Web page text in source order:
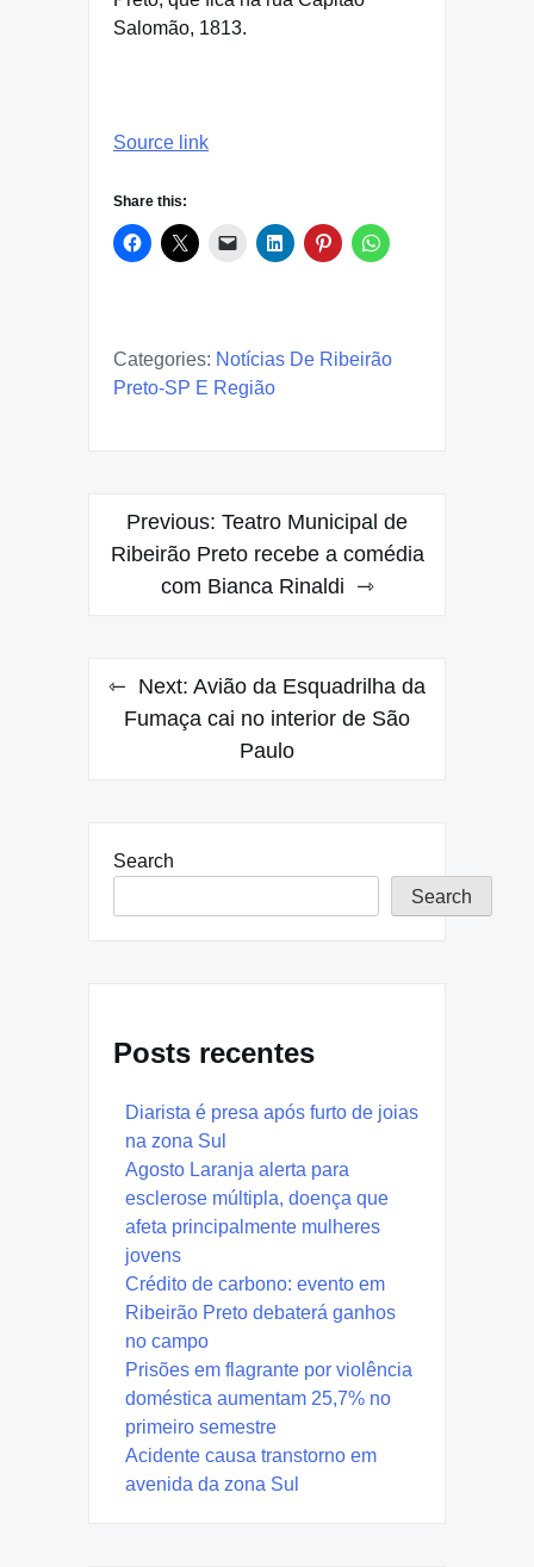
Salomão, 1813.
Source link
Share this:
Categories: Notícias De Ribeirão
Preto-SP E Região
Post
navigation
Previous: Teatro Municipal de
Ribeirão Preto recebe a comédia
com Bianca Rinaldi
Next: Avião da Esquadrilha da
Fumaça cai no interior de São
Paulo
Search
Search
Posts recentes
Diarista é presa após furto de joias
na zona Sul
Agosto Laranja alerta para
esclerose múltipla, doença que
afeta principalmente mulheres
jovens
Crédito de carbono: evento em
Ribeirão Preto debaterá ganhos
no campo
Prisões em flagrante por violência
doméstica aumentam 25,7% no
primeiro semestre
Acidente causa transtorno em
avenida da zona Sul